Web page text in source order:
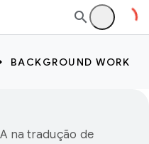
BACKGROUND WORK
na tradução de